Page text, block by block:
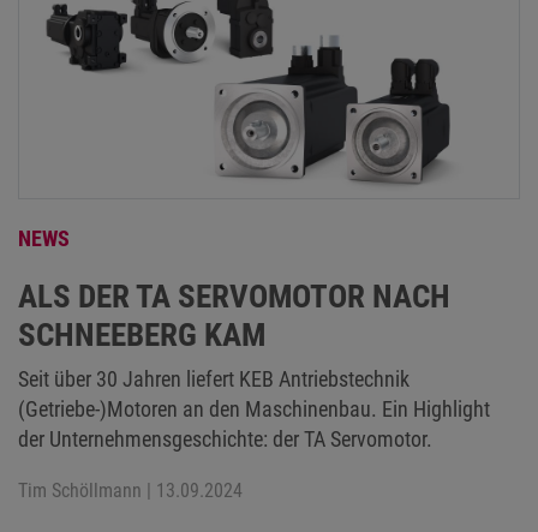
NEWS
ALS DER TA SERVOMOTOR NACH
SCHNEEBERG KAM
Seit über 30 Jahren liefert KEB Antriebstechnik
(Getriebe-)Motoren an den Maschinenbau. Ein Highlight
der Unternehmensgeschichte: der TA Servomotor.
Tim Schöllmann | 13.09.2024